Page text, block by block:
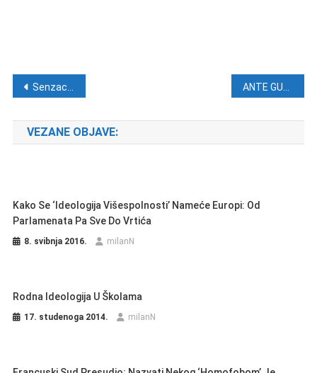
Navigacija objava
Senzacionalizam papine dobrote, progon znanja i sloboda ratovanja
VEZANE OBJAVE:
Kako Se ‘ideologija Višespolnosti’ Nameće Europi: Od
Parlamenata Pa Sve Do Vrtića
8. svibnja 2016. milanN
Rodna Ideologija U Školama
17. studenoga 2014. milanN